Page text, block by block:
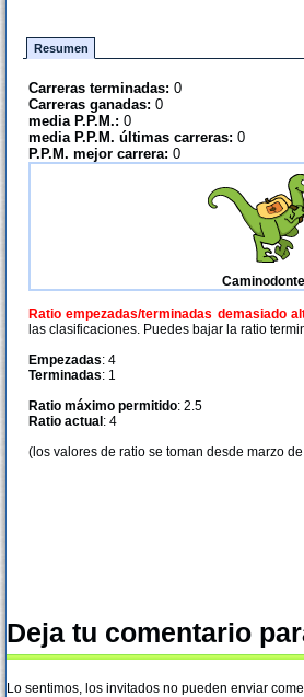
Resumen
Carreras terminadas: 0
Carreras ganadas: 0
media P.P.M.: 0
media P.P.M. últimas carreras: 0
P.P.M. mejor carrera: 0
Caminodonte
Ratio empezadas/terminadas demasiado
las clasificaciones. Puedes bajar la ratio
Empezadas: 4
Terminadas: 1
Ratio máximo permitido: 2.5
Ratio actual : 4
(los valores de ratio se toman desde marzo
Deja tu comentario
Lo sentimos, los invitados no pueden enviar